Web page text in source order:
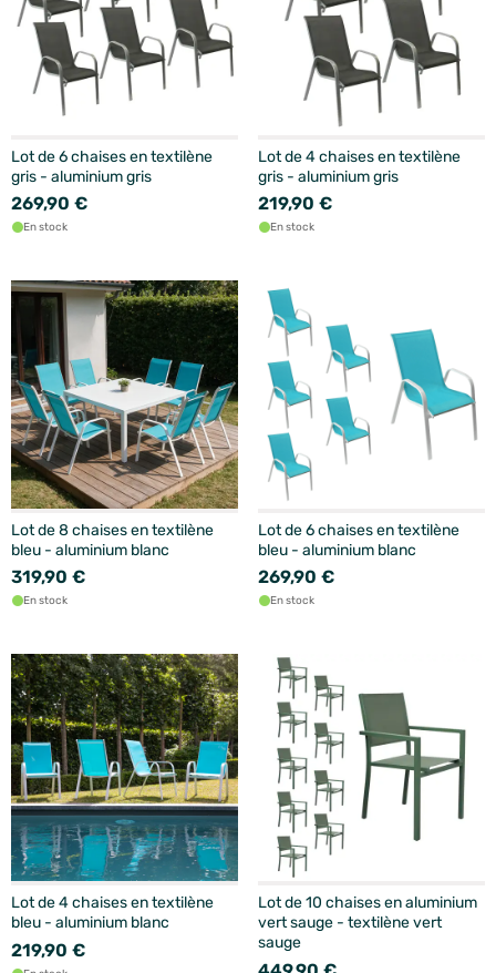
Lot de 6 chaises en textilène
gris - aluminium gris
269,90 €
En stock
Lot de 4 chaises en textilène
gris - aluminium gris
219,90 €
En stock
Lot de 8 chaises en textilène
bleu - aluminium blanc
319,90 €
En stock
Lot de 6 chaises en textilène
bleu - aluminium blanc
269,90 €
En stock
Lot de 4 chaises en textilène
bleu - aluminium blanc
219,90 €
Lot de 10 chaises en aluminium
vert sauge - textilène vert
sauge